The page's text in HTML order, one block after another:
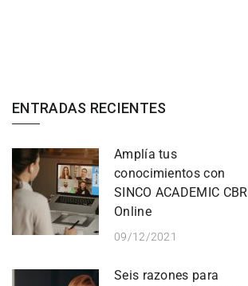
ENTRADAS RECIENTES
Amplía tus
conocimientos con
SINCO ACADEMIC CBR
Online
09/12/2021
Seis razones para